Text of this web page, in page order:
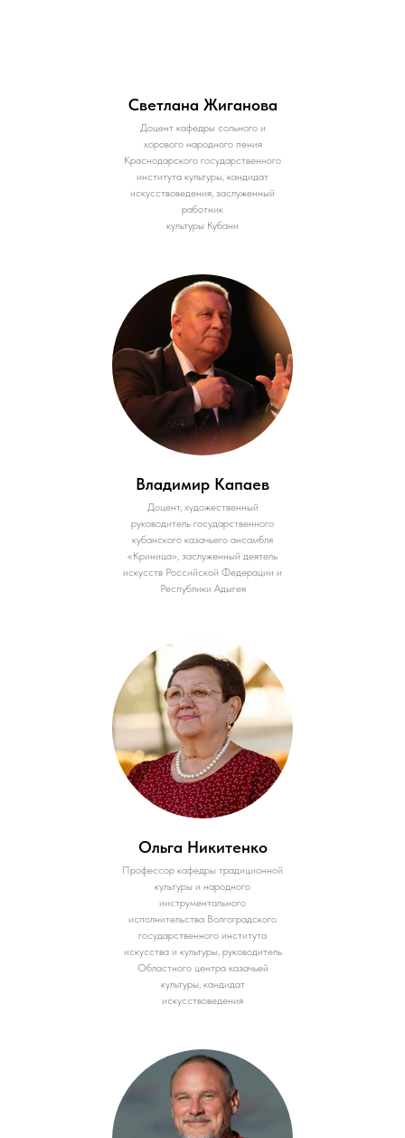
Светлана Жиганова
Доцент кафедры сольного и
хорового народного пения
Краснодарского государственного
института культуры, кандидат
искусствоведения, заслуженный
работник
культуры Кубани
Владимир Капаев
Доцент, художественный
руководитель государственного
кубанского казачьего ансамбля
«Криница», заслуженный деятель
искусств Российской Федерации и
Республики Адыгея
Ольга Никитенко
Профессор кафедры традиционной
культуры и народного
инструментального
исполнительства Волгоградского
государственного института
искусства и культуры, руководитель
Областного центра казачьей
культуры, кандидат
искусствоведения